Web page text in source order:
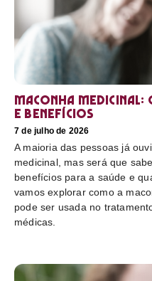
Maconha medicinal:
e benefícios
7 de julho de 2026
A maioria das pessoas já
medicinal, mas será que
benefícios para a saúde e
vamos explorar como a
pode ser usada no
médicas.